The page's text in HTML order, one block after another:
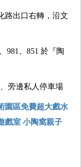
路出口右轉，沿文
、851 於『陶
旁邊私人停車場
園區免費超大戲水
戲室 小陶窩親子